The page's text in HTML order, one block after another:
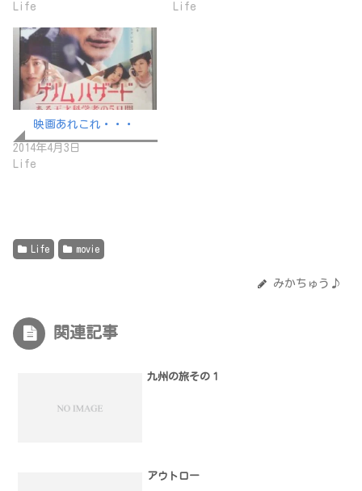
Life
Life
映画あれこれ・・・
2014年4月3日
Life
Life movie
みかちゅう♪
関連記事
九州の旅その１
アウトロー